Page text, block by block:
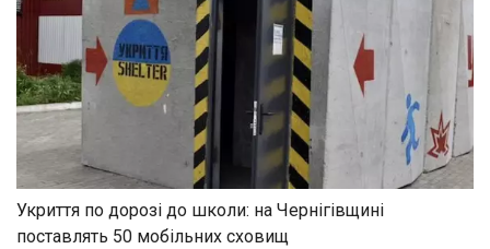
Укриття по дорозі до школи: на Чернігівщині
поставлять 50 мобільних сховищ